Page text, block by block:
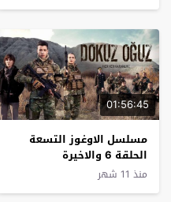
01:56:45
مسلسل الاوغوز التسعة
الحلقة 6 والاخيرة
منذ 11 شهر